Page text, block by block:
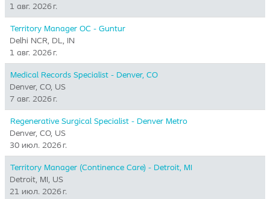
1 авг. 2026 г.
Territory Manager OC - Guntur
Delhi NCR, DL, IN
1 авг. 2026 г.
Medical Records Specialist - Denver, CO
Denver, CO, US
7 авг. 2026 г.
Regenerative Surgical Specialist - Denver Metro
Denver, CO, US
30 июл. 2026 г.
Territory Manager (Continence Care) - Detroit, MI
Detroit, MI, US
21 июл. 2026 г.